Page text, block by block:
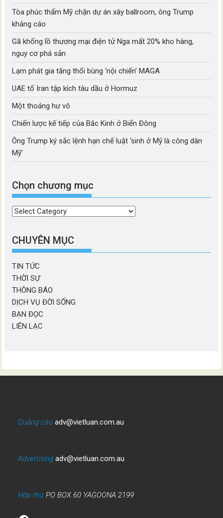
Tòa phúc thẩm Mỹ chặn dự án xây ballroom, ông Trump
kháng cáo
Gã khổng lồ thương mại điện tử Nga mất 20% kho hàng,
nguy cơ phá sản
Lạm phát gia tăng thổi bùng ‘nội chiến’ MAGA
UAE tố Iran tập kích tàu dầu ở Hormuz
Một thoáng hư vô
Chiến lược kế tiếp của Bắc Kinh ở Biển Đông
Ông Trump ký sắc lệnh hạn chế luật ‘sinh ở Mỹ là công dân
Mỹ’
Chọn chương mục
Chọn
mục
CHUYÊN MỤC
TIN TỨC
THỜI SỰ
THÔNG BÁO
DỊCH VỤ ĐỜI SỐNG
BẠN ĐỌC
LIÊN LẠC
Quảng cáo adv@vietluan.com.au
Advertising adv@vietluan.com.au
Hộp thưPO BOX 60 YAGOONA 2199